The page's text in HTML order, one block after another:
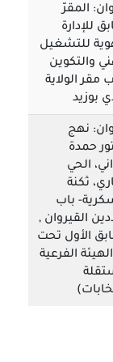
المقرّ
للإدارة
للتشغيل
والتكوين
مقر الولاية
بوزيد
نهج
حمدة
الحي
ثكنة
باب
القيروان ,
الأول تحت
الفرعية